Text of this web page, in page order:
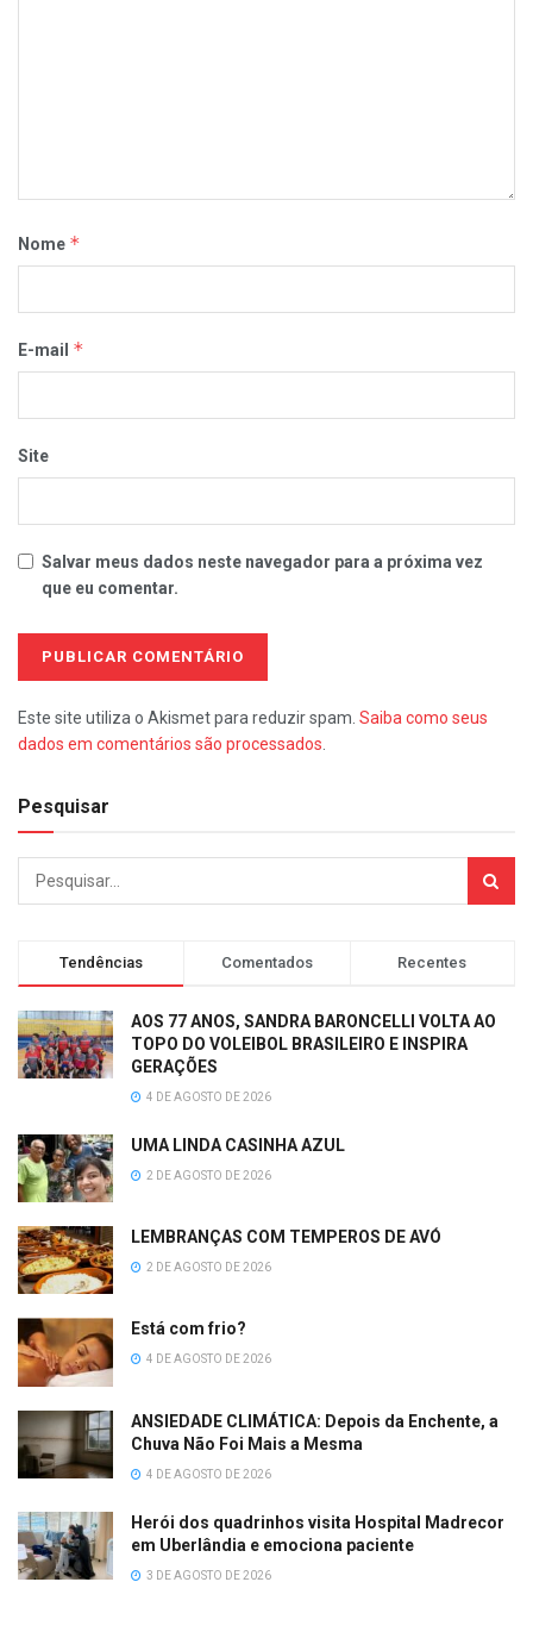
Nome *
E-mail *
Site
Salvar meus dados neste navegador para a próxima vez
que eu comentar.
Este site utiliza o Akismet para reduzir spam. Saiba como seus
dados em comentários são processados
Pesquisar
Tendências Comentados Recentes
AOS 77 ANOS, SANDRA BARONCELLI VOLTA AO
TOPO DO VOLEIBOL BRASILEIRO E INSPIRA
GERAÇÕES
4 DE AGOSTO DE 2026
UMA LINDA CASINHA AZUL
2 DE AGOSTO DE 2026
LEMBRANÇAS COM TEMPEROS DE AVÓ
2 DE AGOSTO DE 2026
Está com frio?
4 DE AGOSTO DE 2026
ANSIEDADE CLIMÁTICA: Depois da Enchente, a
Chuva Não Foi Mais a Mesma
4 DE AGOSTO DE 2026
Herói dos quadrinhos visita Hospital Madrecor
em Uberlândia e emociona paciente
3 DE AGOSTO DE 2026